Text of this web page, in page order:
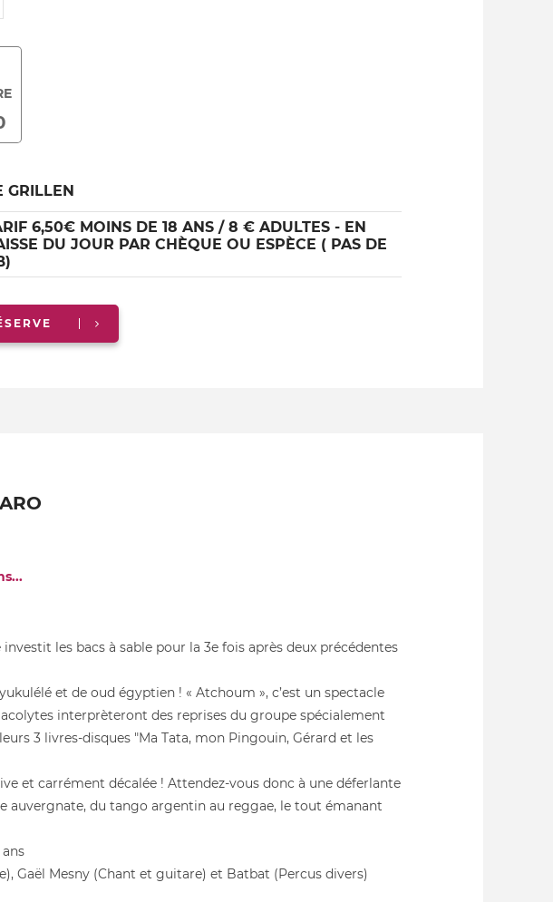
GRILLEN
6,50€ MOINS DE 18 ANS / 8 € ADULTES - EN
DU JOUR PAR CHÈQUE OU ESPÈCE ( PAS DE
les bacs à sable pour la 3e fois après deux précédentes
et de oud égyptien ! « Atchoum », c’est un spectacle
interprèteront des reprises du groupe spécialement
3 livres-disques "Ma Tata, mon Pingouin, Gérard et les
et carrément décalée ! Attendez-vous donc à une déferlante
auvergnate, du tango argentin au reggae, le tout émanant
Gaël Mesny (Chant et guitare) et Batbat (Percus divers)